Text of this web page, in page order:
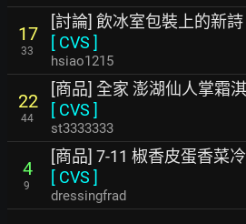
17
33
[討論] 飲冰室包裝上的新
[ CVS ]
hsiao1215
22
44
[商品] 全家 澎湖仙人掌霜
[ CVS ]
st3333333
4
9
[商品] 7-11 椒香皮蛋香菜
[ CVS ]
dressingfrad